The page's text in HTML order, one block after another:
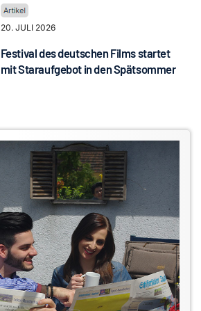
20. JULI 2026
Festival des deutschen Films startet
mit Staraufgebot in den Spätsommer